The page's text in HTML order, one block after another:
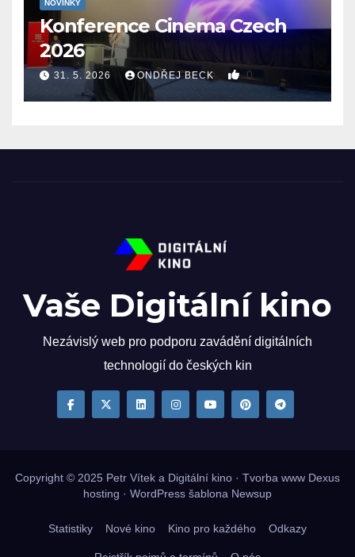
NOVINKY
Konference Cinema Czech
2026
31. 5. 2026 ONDŘEJ BECK 0
Vaše Digitální kino
Nezávislý web pro podporu zavádění digitálních
technologií do českých kin
Copyright © 2025 Petr Vítek a Digitální kino · Tvorba www Dexus
hosting · WordPress šablona Newsup
Statistiky Nové kino Kino pro každého Odkazy